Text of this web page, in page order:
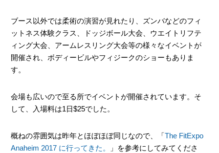
駐車場
ブース以外では柔術の演習が見れたり、ズンバなどのフィ
ットネス体験クラス、ドッジボール大会、ウエイトリフテ
ィング大会、アームレスリング大会等の様々なイベントが
開催され、ボディービルやフィジークのショーもありま
す。
会場も広いので至る所でイベントが開催されています。そ
して、入場料は1日$25でした。
概ねの雰囲気は昨年とほぼほぼ同じなので、「The FitExpo
Anaheim 2017 に行ってきた。
」を参考にしてみてくださ